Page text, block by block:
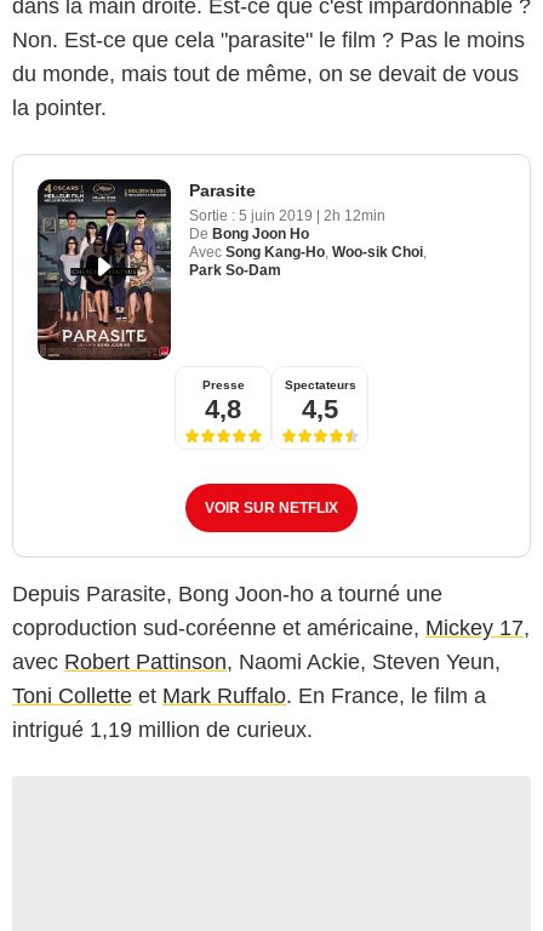
dans la main droite. Est-ce que c'est impardonnable ?
Non. Est-ce que cela "parasite" le film ? Pas le moins
du monde, mais tout de même, on se devait de vous
la pointer.
Parasite
Sortie : 5 juin 2019
2h 12min
De Bong Joon Ho
Avec Song Kang-Ho, Woo-sik Choi,
Park So-Dam
Presse
4,8
Spectateurs
4,5
VOIR SUR NETFLIX
Depuis Parasite, Bong Joon-ho a tourné une
coproduction sud-coréenne et américaine, Mickey 17,
avec Robert Pattinson, Naomi Ackie, Steven Yeun,
Toni Collette et Mark Ruffalo. En France, le film a
intrigué 1,19 million de curieux.